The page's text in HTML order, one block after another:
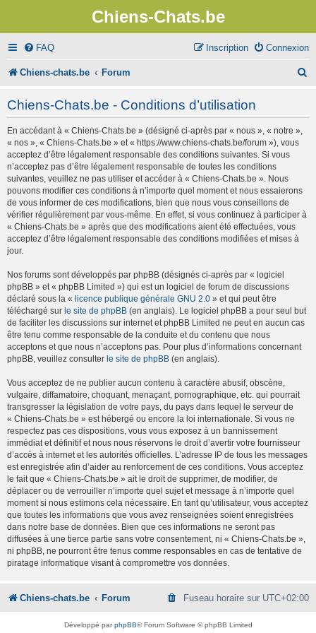
Chiens-Chats.be
FAQ Connexion
Inscription
Chiens-chats.be Forum
Chiens-Chats.be - Conditions d’utilisation
En accédant à « Chiens-Chats.be » (désigné ci-après par « nous », « notre »,
« nos », « Chiens-Chats.be » et « https://www.chiens-chats.be/forum »), vous
acceptez d’être légalement responsable des conditions suivantes. Si vous
n’acceptez pas d’être légalement responsable de toutes les conditions
suivantes, veuillez ne pas utiliser et accéder à « Chiens-Chats.be ». Nous
pouvons modifier ces conditions à n’importe quel moment et nous essaierons
de vous informer de ces modifications, bien que nous vous conseillons de
vérifier régulièrement par vous-même. En effet, si vous continuez à participer à
« Chiens-Chats.be » après que des modifications aient été effectuées, vous
acceptez d’être légalement responsable des conditions modifiées et mises à
jour.
Nos forums sont développés par phpBB (désignés ci-après par « logiciel
phpBB » et « phpBB Limited ») qui est un logiciel de forum de discussions
déclaré sous la « licence publique générale GNU 2.0 » et qui peut être
téléchargé sur le site de phpBB (en anglais). Le logiciel phpBB a pour seul but
de faciliter les discussions sur internet et phpBB Limited ne peut en aucun cas
être tenu comme responsable de la conduite et du contenu que nous
acceptons et que nous n’acceptons pas. Pour plus d’informations concernant
phpBB, veuillez consulter le site de phpBB (en anglais).
Vous acceptez de ne publier aucun contenu à caractère abusif, obscène,
vulgaire, diffamatoire, choquant, menaçant, pornographique, etc. qui pourrait
transgresser la législation de votre pays, du pays dans lequel le serveur de
« Chiens-Chats.be » est hébergé ou encore la loi internationale. Si vous ne
respectez pas ces dispositions, vous vous exposez à un bannissement
immédiat et définitif et nous nous réservons le droit d’avertir votre fournisseur
d’accès à internet et les autorités officielles. L’adresse IP de tous les messages
est enregistrée afin d’aider au renforcement de ces conditions. Vous acceptez
le fait que « Chiens-Chats.be » ait le droit de supprimer, de modifier, de
déplacer ou de verrouiller n’importe quel sujet et message à n’importe quel
moment si nous estimons cela nécessaire. En tant qu’utilisateur, vous acceptez
que toutes les informations que vous avez renseignées soient enregistrées
dans notre base de données. Bien que ces informations ne seront pas
diffusées à une tierce partie sans votre consentement, ni « Chiens-Chats.be »,
ni phpBB, ne pourront être tenus comme responsables en cas de tentative de
piratage informatique visant à compromettre vos données.
Chiens-chats.be Forum Fuseau horaire sur UTC+02:00
Développé parphpBB® Forum Software © phpBB Limited